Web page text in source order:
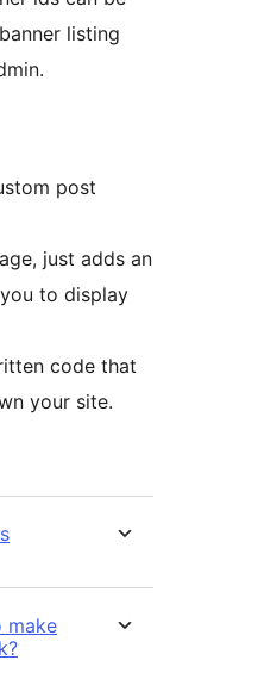
listing
post
just adds an
to display
code that
your site.
make